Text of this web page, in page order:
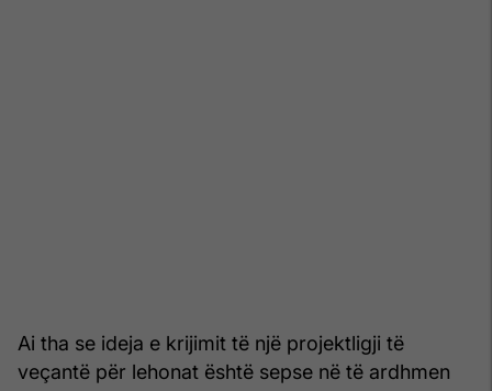
Ai tha se ideja e krijimit të një projektligji të
veçantë për lehonat është sepse në të ardhmen